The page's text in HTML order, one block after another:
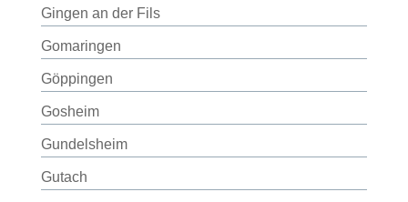
Gingen an der Fils
Gomaringen
Göppingen
Gosheim
Gundelsheim
Gutach